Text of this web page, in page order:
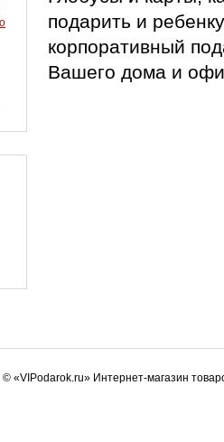
подарить и
корпоративный
Вашего дома и
© «VIPodarok.ru» Интернет-магазин